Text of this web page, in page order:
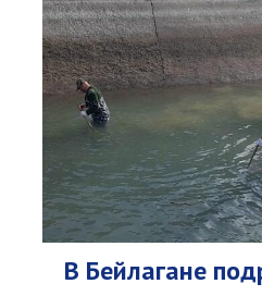
В Бейлагане